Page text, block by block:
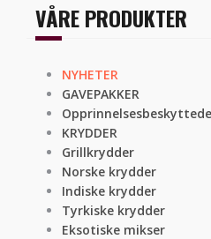
VÅRE PRODUKTER
NYHETER
GAVEPAKKER
KRYDDER
Grillkrydder
Norske krydder
Indiske krydder
Tyrkiske krydder
Eksotiske mikser